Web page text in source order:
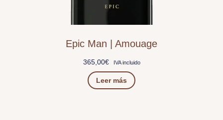
Epic Man | Amouage
365,00€ IVA incluido
Leer más